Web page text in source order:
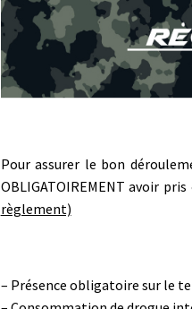
Pour assurer le bon
OBLIGATOIREMENT avoir
règlement)
– Présence obligatoire sur le